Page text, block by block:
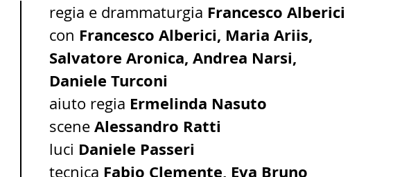
regia e drammaturgia Francesco Alberici
con Francesco Alberici, Maria Ariis,
Salvatore Aronica, Andrea Narsi,
Daniele Turconi
aiuto regia Ermelinda Nasuto
scene Alessandro Ratti
luci Daniele Passeri
tecnica Fabio Clemente, Eva Bruno